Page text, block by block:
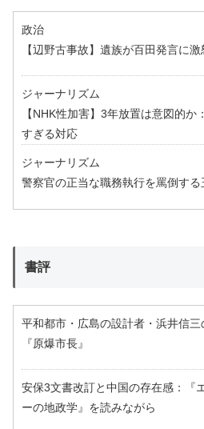
政治
【辺野古事故】遺族が百田発言に激
ジャーナリズム
【NHK性加害】3年放置は意図的か
すぎる対応
ジャーナリズム
警察官の正当な職務執行を罵倒する
書評
平和都市・広島の設計者・浜井信三
『原爆市長』
安保3文書改訂と中国の存在感：『
ーの地政学』を読みながら